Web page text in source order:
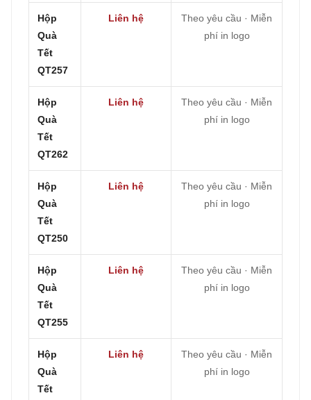
Hộp
Quà
Tết
QT257
Liên hệ
Theo yêu cầu · Miễn
phí in logo
Hộp
Quà
Tết
QT262
Liên hệ
Theo yêu cầu · Miễn
phí in logo
Hộp
Quà
Tết
QT250
Liên hệ
Theo yêu cầu · Miễn
phí in logo
Hộp
Quà
Tết
QT255
Liên hệ
Theo yêu cầu · Miễn
phí in logo
Hộp
Quà
Tết
Liên hệ
Theo yêu cầu · Miễn
phí in logo